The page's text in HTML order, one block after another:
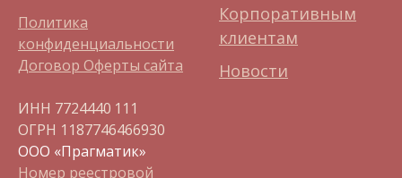
Политика
конфиденциальности
Договор Оферты сайта
ИНН 7724440 111
ОГРН 1187746466930
ООО «Прагматик»
Номер реестровой
Корпоративным
клиентам
Новости